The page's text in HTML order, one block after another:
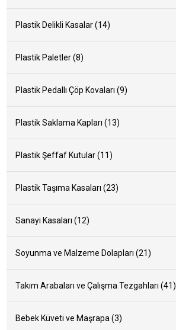
Plastik Delikli Kasalar (14)
Plastik Paletler (8)
Plastik Pedallı Çöp Kovaları (9)
Plastik Saklama Kapları (13)
Plastik Şeffaf Kutular (11)
Plastik Taşıma Kasaları (23)
Sanayi Kasaları (12)
Soyunma ve Malzeme Dolapları (21)
Takım Arabaları ve Çalışma Tezgahları (41)
Bebek Küveti ve Maşrapa (3)